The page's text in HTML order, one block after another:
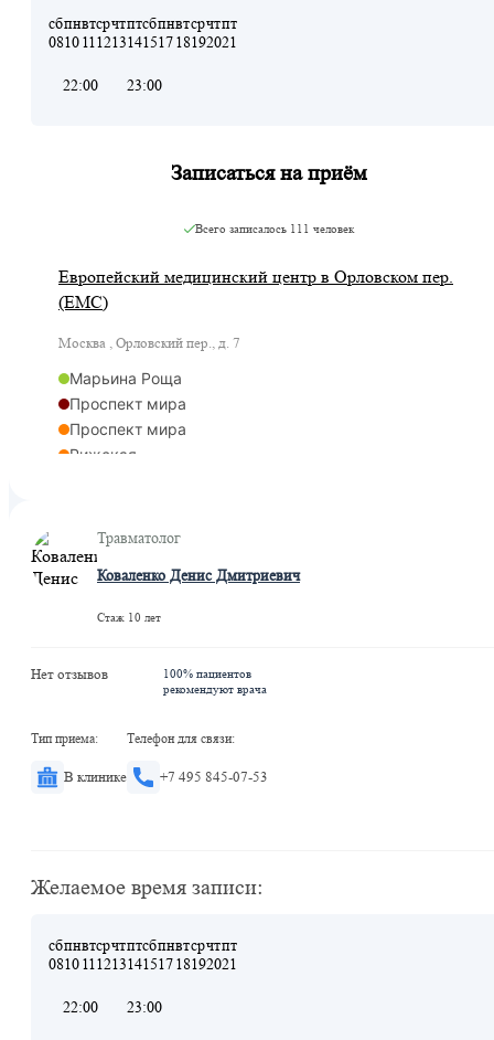
сб
08
пн
10
вт
11
ср
12
чт
13
пт
14
сб
15
пн
17
вт
18
ср
19
чт
20
пт
21
22:00 23:00
Записаться на приём
Всего записалось 111 человек
Европейский медицинский центр в Орловском пер.
(ЕМС)
Москва , Орловский пер., д. 7
Марьина Роща
Проспект мира
Проспект мира
Рижская
Рижская
Травматолог
Коваленко Денис Дмитриевич
Стаж 10 лет
Нет отзывов
100% пациентов
рекомендуют врача
Тип приема:
В клинике
Телефон для связи:
+7 495 845-07-53
Желаемое время записи:
сб
08
пн
10
вт
11
ср
12
чт
13
пт
14
сб
15
пн
17
вт
18
ср
19
чт
20
пт
21
22:00 23:00